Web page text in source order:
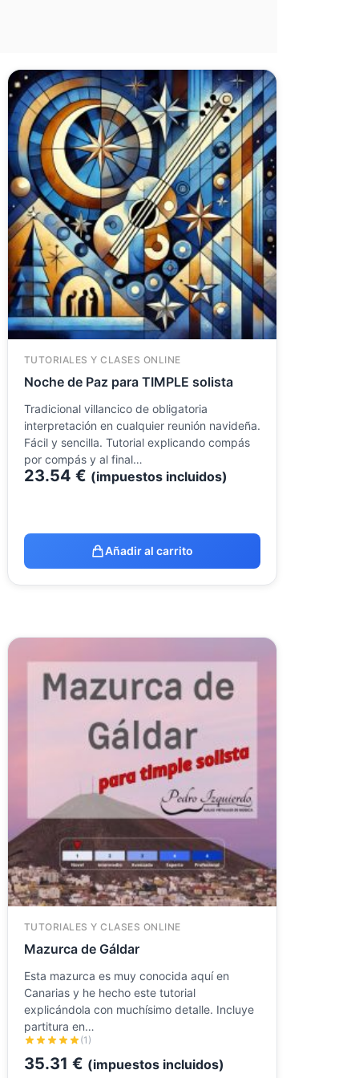
TUTORIALES Y CLASES ONLINE
Noche de Paz para TIMPLE solista
Tradicional villancico de obligatoria
interpretación en cualquier reunión navideña.
Fácil y sencilla. Tutorial explicando compás
por compás y al final…
23.54 € (impuestos incluidos)
Añadir al carrito
TUTORIALES Y CLASES ONLINE
Mazurca de Gáldar
Esta mazurca es muy conocida aquí en
Canarias y he hecho este tutorial
explicándola con muchísimo detalle. Incluye
partitura en…
(1)
35.31 € (impuestos incluidos)